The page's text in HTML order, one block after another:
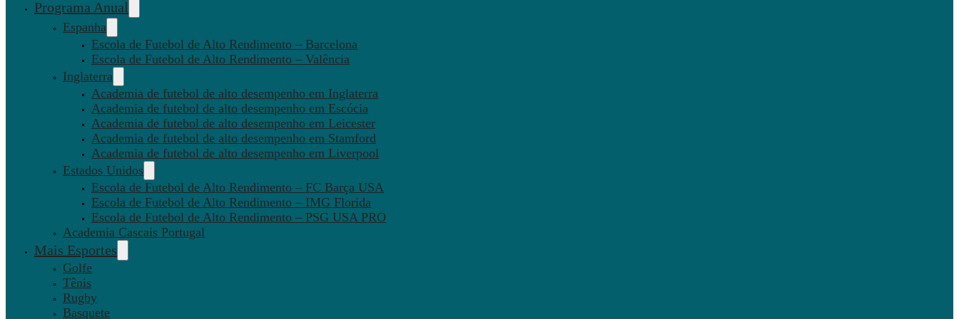
Programa Anual
Espanha
Escola de Futebol de Alto Rendimento – Barcelona
Escola de Futebol de Alto Rendimento – Valência
Inglaterra
Academia de futebol de alto desempenho em Inglaterra
Academia de futebol de alto desempenho em Escócia
Academia de futebol de alto desempenho em Leicester
Academia de futebol de alto desempenho em Stamford
Academia de futebol de alto desempenho em Liverpool
Estados Unidos
Escola de Futebol de Alto Rendimento – FC Barça USA
Escola de Futebol de Alto Rendimento – IMG Florida
Escola de Futebol de Alto Rendimento – PSG USA PRO
Academia Cascais Portugal
Mais Esportes
Golfe
Tênis
Rugby
Basquete